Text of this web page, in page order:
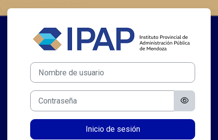
Iniciar sesión
Nombre de usuario
Contraseña
Inicio de sesión